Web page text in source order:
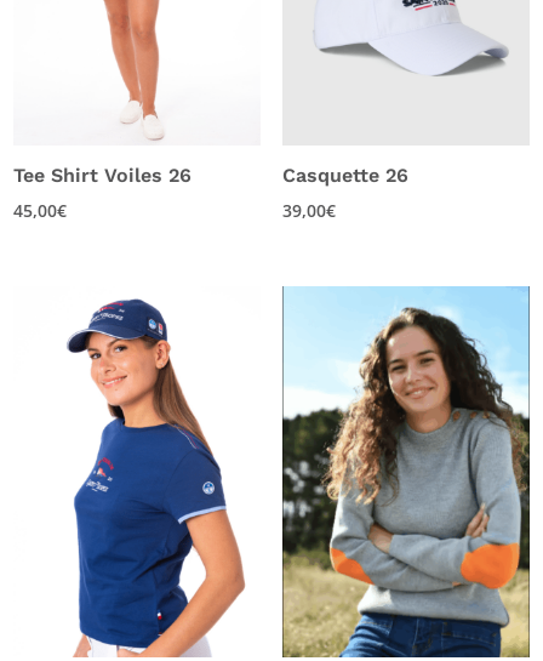
Tee Shirt Voiles 26
45,00€
Casquette 26
39,00€